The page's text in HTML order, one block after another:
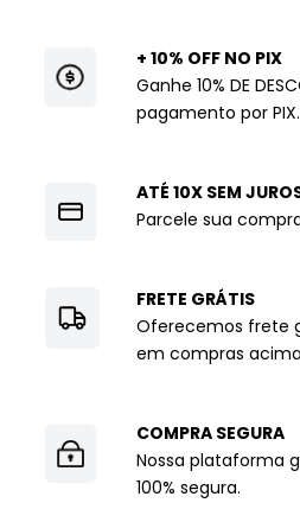
+ 10% OFF NO PIX
Ganhe 10% DE
pagamento por PIX.
ATÉ 10X SEM
Parcele sua
FRETE GRÁTIS
Oferecemos frete
em compras
COMPRA SEGURA
Nossa plataforma
100% segura.